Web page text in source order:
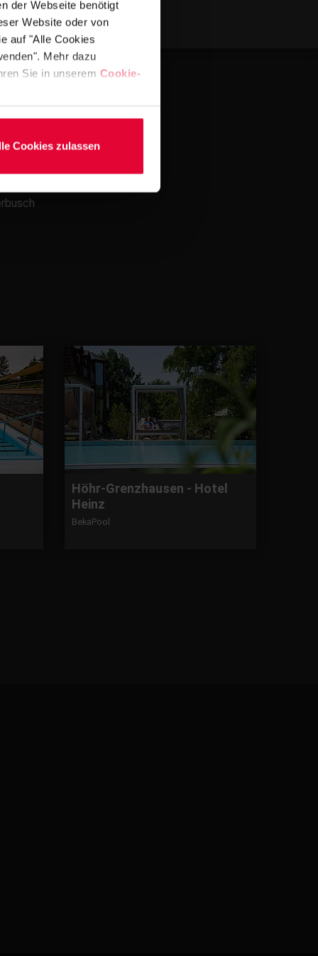
der Webseite benötigt
Website oder von
auf "Alle Cookies
Mehr dazu
Sie in unserem Cookie-
Cookies zulassen
Höhr-Grenzhausen - Hotel
Heinz
BekaPool